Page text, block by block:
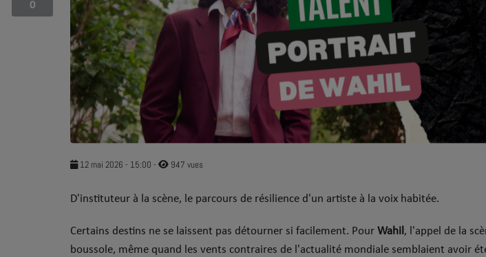
5 bonnes raisons
Dans la Street
C quoi ton Actu ?
Dans ton Téléphone
URBAN CULTURE
0
12 mai 2026 - 15:00 - 947 vues
​D'instituteur à la scène, le parcours de résilience d'un artiste à la voix habitée.
​Certains destins ne se laissent pas détourner si facilement. Pour Wahil , l'appel de la
boussole, même quand les vents contraires de l'actualité mondiale semblaient avoir